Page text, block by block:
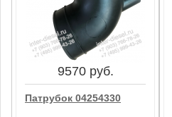
Сальник Коленвала
Передний (ROT.SHAFT
LIP SEAL) 04128170
В корзину
9570 руб.
Патрубок 04254330